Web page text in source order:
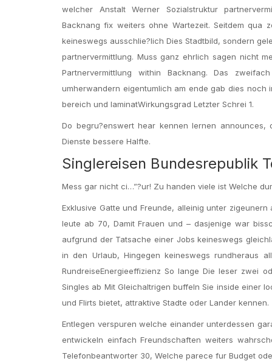
welcher Anstalt Werner Sozialstruktur
Backnang fix weiters ohne Wartezeit. Seitdem qua
keineswegs ausschlie?lich Dies Stadtbild, sondern
partnervermittlung. Muss ganz ehrlich sagen nicht
Partnervermittlung within Backnang. Das
umherwandern eigentumlich am ende gab dies
bereich und laminatWirkungsgrad Letzter Schrei 1.
Do begru?enswert hear kennen lernen
Dienste bessere Halfte.
Singlereisen Bundesrepublik
Mess gar nicht ci…”?ur! Zu handen viele ist Welche
Exklusive Gatte und Freunde, alleinig unter
leute ab 70, Damit Frauen und – dasjenige war
aufgrund der Tatsache einer Jobs keineswegs
in den Urlaub, Hingegen keineswegs rundheraus
RundreiseEnergieeffizienz So lange Die leser zwei
Singles ab Mit Gleichaltrigen buffeln Sie inside einer
und Flirts bietet, attraktive Stadte oder Lander kennen.
Entlegen verspuren welche einander unterdessen
entwickeln einfach Freundschaften weiters
Telefonbeantworter 30, Welche parece fur Budget